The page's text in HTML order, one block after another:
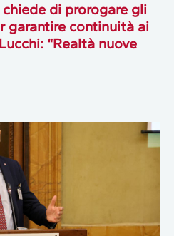
di prorogare gli
garantire continuità ai
“Realtà nuove